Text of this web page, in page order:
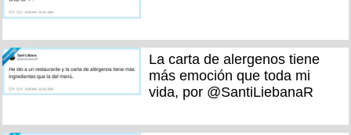
La carta de alergenos tiene
más emoción que toda mi
vida, por @SantiLiebanaR